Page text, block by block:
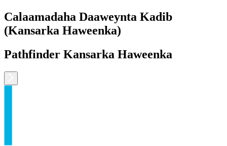
Calaamadaha Daaweynta Kadib
(Kansarka Haweenka)
Pathfinder Kansarka Haweenka